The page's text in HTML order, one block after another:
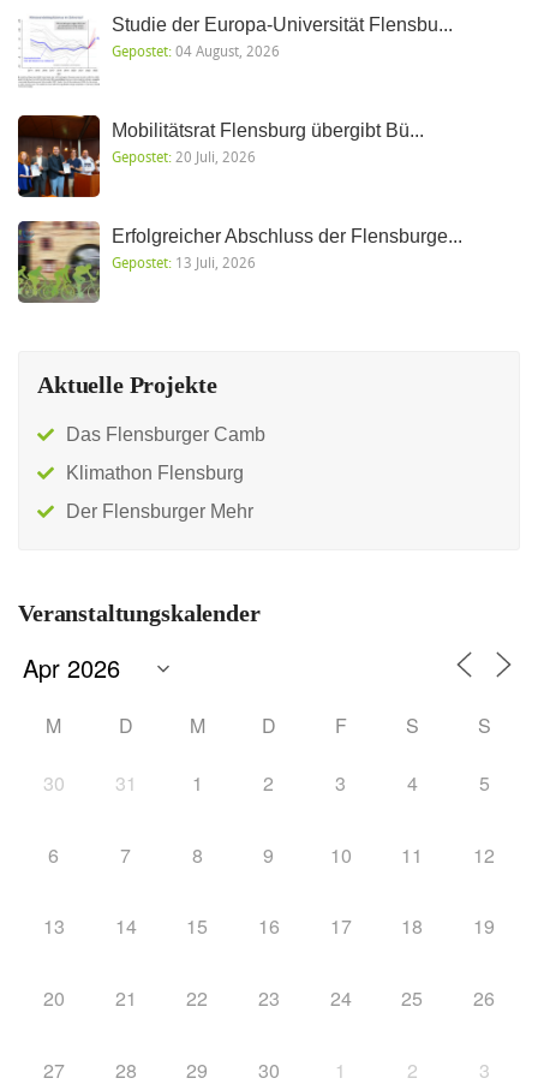
Studie der Europa-Universität Flensbu...
Gepostet:04 August, 2026
Mobilitätsrat Flensburg übergibt Bü...
Gepostet: 20 Juli, 2026
Erfolgreicher Abschluss der Flensburge...
Gepostet: 13 Juli, 2026
Aktuelle Projekte
Das Flensburger Camb
Klimathon Flensburg
Der Flensburger Mehr
Veranstaltungskalender
M D M D F S S
30 31 1 2 3 4 5
6 7 8 9 10 11 12
13 14 15 16 17 18 19
20 21 22 23 24 25 26
27 28 29 30 1 2 3